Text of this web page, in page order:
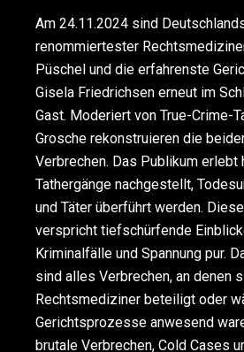
Am 24.11.2024 sind
renommiertester
Püschel und die erfahrenste
Gisela Friedrichsen erneut im
Gast. Moderiert von True-Crime-
Grosche rekonstruieren die
Verbrechen. Das Publikum erlebt
Tathergänge nachgestellt,
und Täter überführt werden.
verspricht tiefschürfende
Kriminalfälle und Spannung pur.
sind alles Verbrechen, an denen
Rechtsmediziner beteiligt oder
Gerichtsprozesse anwesend
brutale Verbrechen, Cold Cases